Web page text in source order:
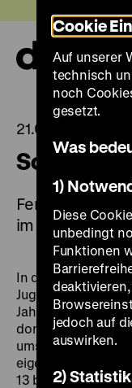
zum
Seiteninhalt
springen
21.07.2025
im August und
In den Berliner
Jugendliche ein
Jahren können
donnerstags mit
ums Zeughaus
eigenen Wappen
13 bis 20 Jahren
Cookie
Auf unserer
technisch
noch
gesetzt.
Was
1)
Diese
unbedingt
Funktionen
jedoch auf
auswirken.
2)